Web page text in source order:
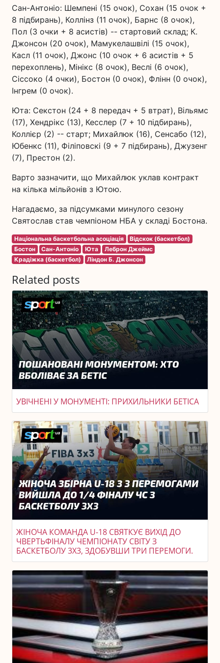
Сан-Антоніо: Шемпені (15 очок), Сохан (15 очок +
8 підбирань), Коллінз (11 очок), Барнс (8 очок),
Пол (3 очки + 8 асистів) -- стартовий склад; К.
Джонсон (20 очок), Мамукелашвілі (15 очок),
Касл (11 очок), Джонс (10 очок + 6 асистів + 5
перехоплень), Мінікс (8 очок), Веслі (6 очок),
Сіссоко (4 очки), Бостон (0 очок), Флінн (0 очок),
Інгрем (0 очок).
Юта: Секстон (24 + 8 передач + 5 втрат), Вільямс
(17), Хендрікс (13), Кесслер (7 + 10 підбирань),
Коллієр (2) -- старт; Михайлюк (16), Сенсабо (12),
Юбенкс (11), Філіповскі (9 + 7 підбирань), Джузенг
(7), Престон (2).
Варто зазначити, що Михайлюк уклав контракт
на кілька мільйонів з Ютою.
Нагадаємо, за підсумками минулого сезону
Святослав став чемпіоном НБА у складі Бостона.
Національна баскетбольна асоціація
Відскок (баскетбол)
Бостон
Сан-Антоніо Юта
Леброн Джеймс
Крадіжка (баскетбол)
Ліндон Б. Джонсон
Related posts
УВІЧНЕНІ У МОНУМЕНТІ: ПРИХИЛЬНИКИ БЕТІСА
ЖІНОЧА КОМАНДА U-18 СВЯТКУЄ ВИХІД ДО
ЧВЕРТЬФІНАЛУ ЧЕМПІОНАТУ СВІТУ З
БАСКЕТБОЛУ 3X3, ЗДОБУВШИ ТРИ ПЕРЕМОГИ.